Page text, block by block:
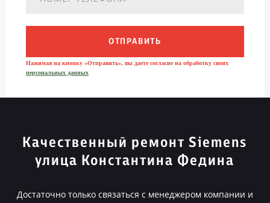
ОТПРАВИТЬ
Нажимая на кнопку «Отправить», вы даете согласие на обработку своих
персональных данных
Качественный ремонт Siemens
улица Константина Федина
Достаточно только связаться с менеджером компании и